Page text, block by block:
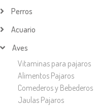
Perros
Acuario
Aves
Vitaminas para pajaros
Alimentos Pajaros
Comederos y Bebederos
Jaulas Pajaros